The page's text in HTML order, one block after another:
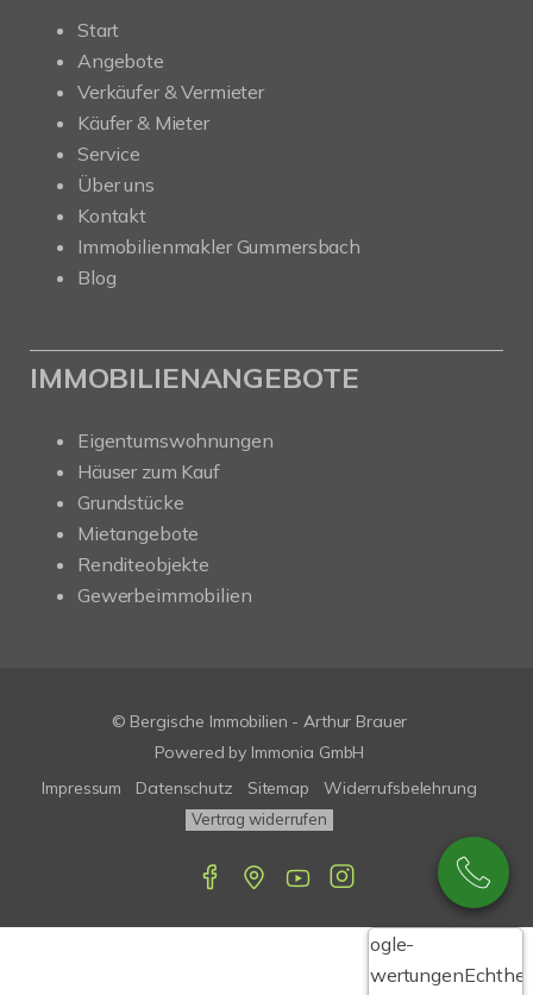
Start
Angebote
Verkäufer & Vermieter
Käufer & Mieter
Service
Über uns
Kontakt
Immobilienmakler Gummersbach
Blog
IMMOBILIENANGEBOTE
Eigentumswohnungen
Häuser zum Kauf
Grundstücke
Mietangebote
Renditeobjekte
Gewerbeimmobilien
© Bergische Immobilien - Arthur Brauer
Powered by Immonia GmbH
Impressum
Datenschutz Sitemap Widerrufsbelehrung
Vertrag widerrufen
Google-
Bewertungen